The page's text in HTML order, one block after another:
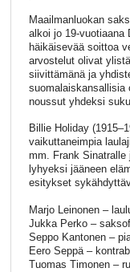
Maailmanluokan
alkoi jo 19-vuotiaana
häikäisevää soittoa
arvostelut olivat
siivittämänä ja
suomalaiskansallisia
noussut yhdeksi
Billie Holiday
vaikuttaneimpia
mm. Frank
lyhyeksi jääneen
esitykset
Marjo Leinonen –
Jukka Perko –
Seppo Kantonen –
Eero Seppä –
Tuomas Timonen –